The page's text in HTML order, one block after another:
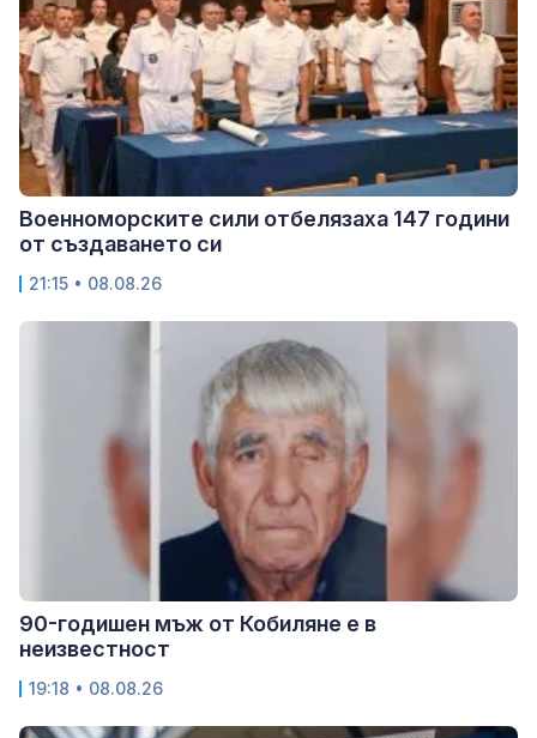
Военноморските сили отбелязаха 147 години
от създаването си
21:15 • 08.08.26
90-годишен мъж от Кобиляне е в
неизвестност
19:18 • 08.08.26